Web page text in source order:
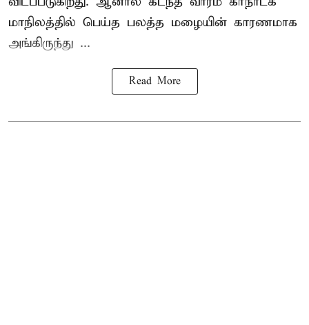
மாநிலத்தில் பெய்த பலத்த மழையின் காரணமாக
அங்கிருந்து ...
Read More